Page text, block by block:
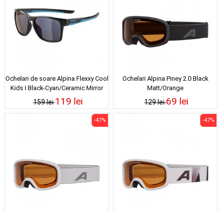
Ochelari de soare Alpina Flexxy Cool
Kids I Black-Cyan/Ceramic Mirror
Blue
159 lei119 lei
Ochelari Alpina Piney 2.0 Black
Matt/Orange
129 lei69 lei
-47% -47%